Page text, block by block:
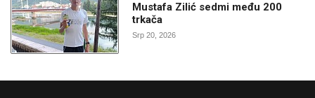
Mustafa Zilić sedmi među 200
trkača
Srp 20, 2026